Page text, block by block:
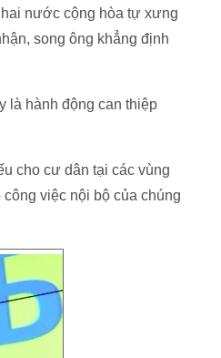
nước cộng hòa tự xưng
song ông khẳng định
là hành động can thiệp
cho cư dân tại các vùng
việc nội bộ của chúng